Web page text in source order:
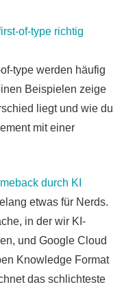
of-type richtig
type werden häufig
Beispielen zeige
liegt und wie du
mit einer
durch KI
etwas für Nerds.
in der wir KI-
und Google Cloud
Knowledge Format
das schlichteste